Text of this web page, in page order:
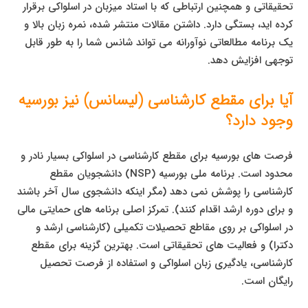
تحقیقاتی و همچنین ارتباطی که با استاد میزبان در اسلواکی برقرار
کرده اید، بستگی دارد. داشتن مقالات منتشر شده، نمره زبان بالا و
یک برنامه مطالعاتی نوآورانه می تواند شانس شما را به طور قابل
توجهی افزایش دهد.
آیا برای مقطع کارشناسی (لیسانس) نیز بورسیه
وجود دارد؟
فرصت های بورسیه برای مقطع کارشناسی در اسلواکی بسیار نادر و
محدود است. برنامه ملی بورسیه (NSP) دانشجویان مقطع
کارشناسی را پوشش نمی دهد (مگر اینکه دانشجوی سال آخر باشند
و برای دوره ارشد اقدام کنند). تمرکز اصلی برنامه های حمایتی مالی
در اسلواکی بر روی مقاطع تحصیلات تکمیلی (کارشناسی ارشد و
دکترا) و فعالیت های تحقیقاتی است. بهترین گزینه برای مقطع
کارشناسی، یادگیری زبان اسلواکی و استفاده از فرصت تحصیل
رایگان است.